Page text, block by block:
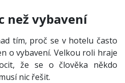
než vybavení
tím, proč se v hotelu často
o vybavení. Velkou roli hraje
že se o člověka někdo
nic řešit.